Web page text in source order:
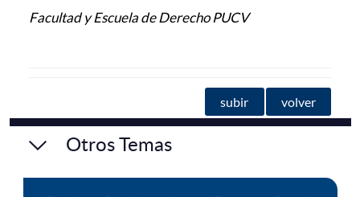
Facultad y Escuela de Derecho PUCV
subir volver
Otros Temas